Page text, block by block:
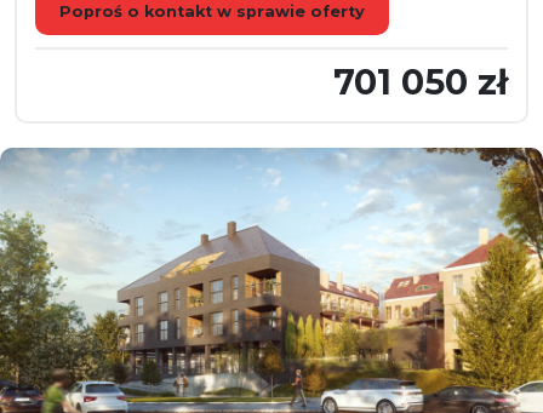
Poproś o kontakt w sprawie oferty
701 050 zł